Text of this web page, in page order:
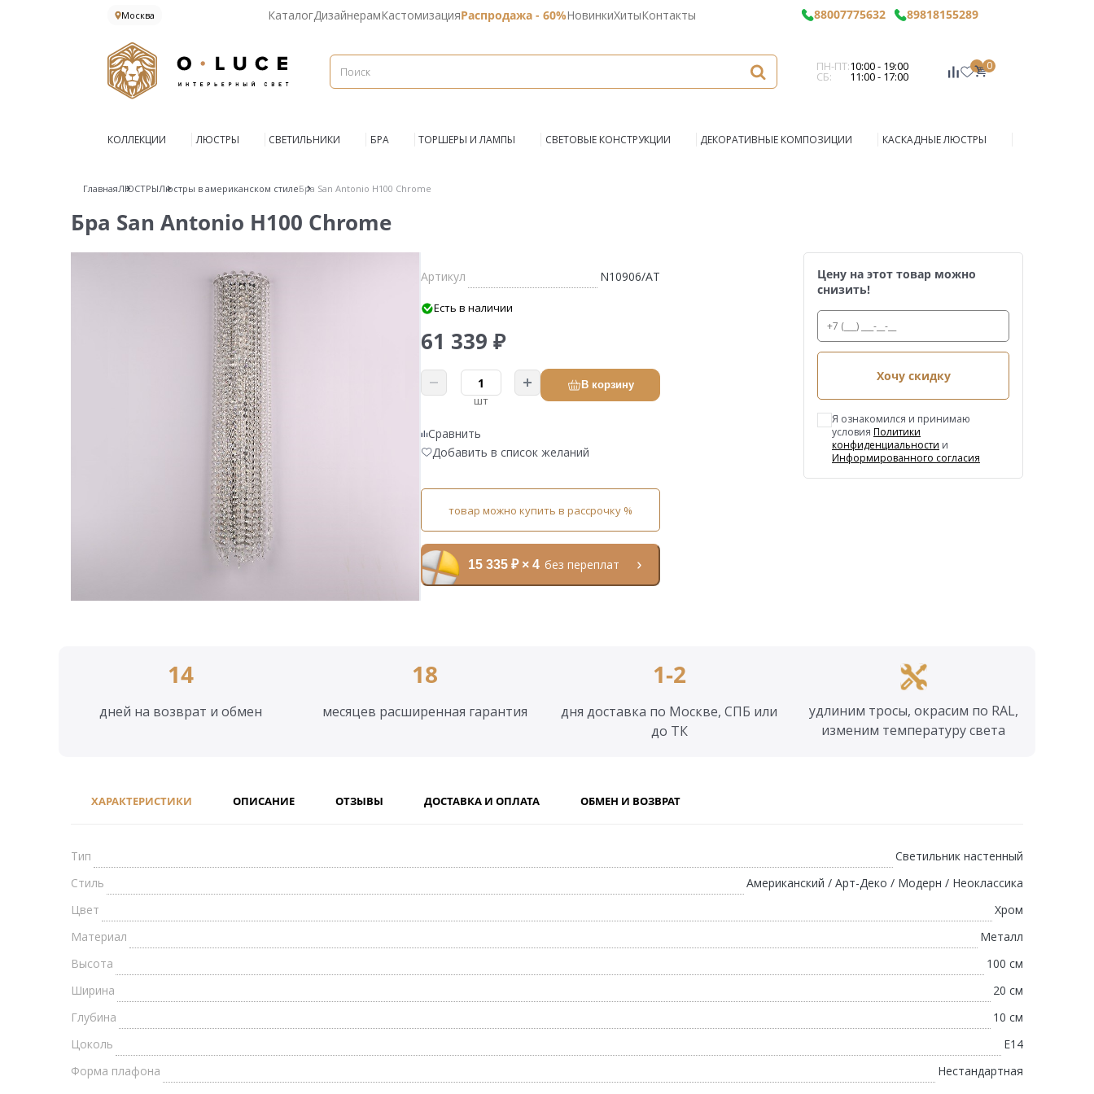
Москва КаталогДизайнерамКастомизацияРаспродажа - 60%НовинкиХитыКонтакты 88007775632 89818155289
ПН-ПТ:10:00 - 19:00
СБ: 11:00 - 17:00
0
КОЛЛЕКЦИИ ЛЮСТРЫ СВЕТИЛЬНИКИ БРА ТОРШЕРЫ И ЛАМПЫ СВЕТОВЫЕ КОНСТРУКЦИИ ДЕКОРАТИВНЫЕ КОМПОЗИЦИИ КАСКАДНЫЕ ЛЮСТРЫ
ГлавнаяЛЮСТРЫЛюстры в американском стилеБра San Antonio H100 Chrome
Бра San Antonio H100 Chrome
Артикул N10906/AT
Есть в наличии
61 339 ₽
шт
В корзину
Сравнить
Добавить в список желаний
товар можно купить в рассрочку %
15 335 ₽ × 4 без переплат
Цену на этот товар можно
снизить!
Хочу скидку
Я ознакомился и принимаю
условия Политики
конфиденциальности и
Информированного согласия
14
дней на возврат и обмен
18
месяцев расширенная гарантия
1-2
дня доставка по Москве, СПБ или
до ТК
удлиним тросы, окрасим по RAL,
изменим температуру света
ХАРАКТЕРИСТИКИ ОПИСАНИЕ ОТЗЫВЫ ДОСТАВКА И ОПЛАТА ОБМЕН И ВОЗВРАТ
Тип
Светильник настенный
Стиль
Американский / Арт-Деко / Модерн / Неоклассика
Цвет
Хром
Материал
Металл
Высота
100 см
Ширина
20 см
Глубина
10 см
Цоколь
E14
Форма плафона
Нестандартная